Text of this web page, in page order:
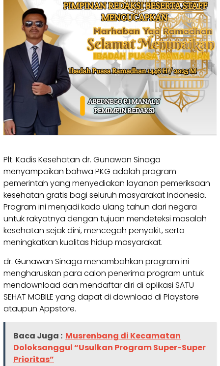
Plt. Kadis Kesehatan dr. Gunawan Sinaga
menyampaikan bahwa PKG adalah program
pemerintah yang menyediakan layanan pemeriksaan
kesehatan gratis bagi seluruh masyarakat Indonesia.
Program ini menjadi kado ulang tahun dari negara
untuk rakyatnya dengan tujuan mendeteksi masalah
kesehatan sejak dini, mencegah penyakit, serta
meningkatkan kualitas hidup masyarakat.
dr. Gunawan Sinaga menambahkan program ini
mengharuskan para calon penerima program untuk
mendownload dan mendaftar diri di aplikasi SATU
SEHAT MOBILE yang dapat di download di Playstore
ataupun Appstore.
Baca Juga : Musrenbang di Kecamatan
Doloksanggul “Usulkan Program Super-Super
Prioritas”